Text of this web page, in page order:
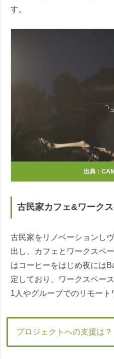
す。
出典：
古民家カフェ&ワーク
古民家をリノベーションし
出し、カフェとワークスペ
はコーヒーをはじめ夜には
定しており、ワークスペー
1人やグループでのリモート
プロジェクトへの支援は？